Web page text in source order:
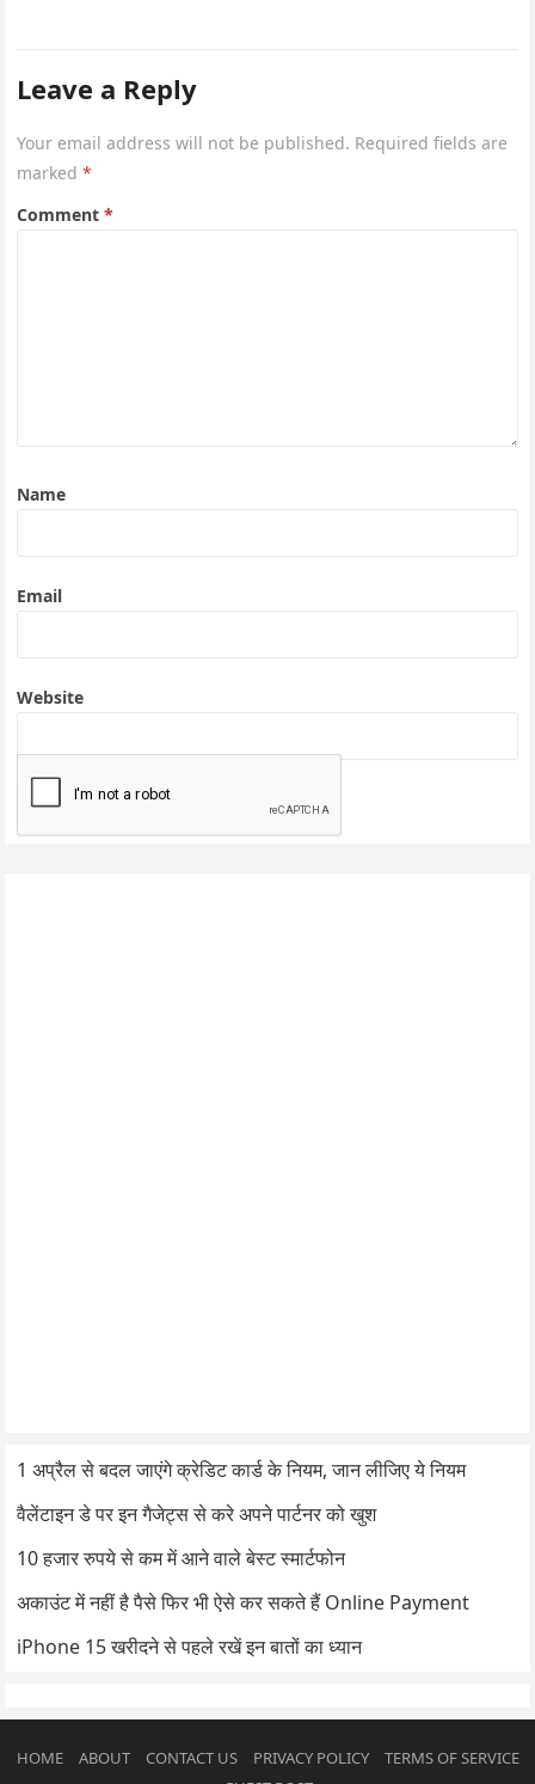
Leave a Reply
Your email address will not be published. Required fields are
marked*
Comment*
Name
Email
Website
1 अप्रैल से बदल जाएंगे क्रेडिट कार्ड के नियम, जान लीजिए ये नियम
वैलेंटाइन डे पर इन गैजेट्स से करे अपने पार्टनर को खुश
10 हजार रुपये से कम में आने वाले बेस्ट स्मार्टफोन
अकाउंट में नहीं है पैसे फिर भी ऐसे कर सकते हैं Online Payment
iPhone 15 खरीदने से पहले रखें इन बातों का ध्यान
HOME ABOUT CONTACT US PRIVACY POLICY
TERMS OF SERVICE